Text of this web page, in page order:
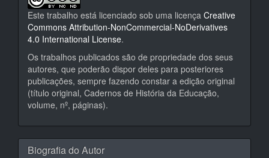
Este trabalho está licenciado sob uma licença Creative
Commons Attribution-NonCommercial-NoDerivatives
4.0 International License.
Os trabalhos publicados são de propriedade dos seus
autores, que poderão dispor deles para posteriores
publicações, sempre fazendo constar a edição original
(título original, Cadernos de História da Educação,
volume, nº, páginas).
Biografia do Autor